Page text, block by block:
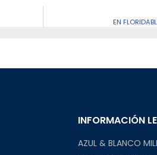
EN
INFORMACIÓN
AZUL & BLANCO